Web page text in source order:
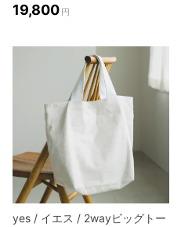
19,800 円
yes / イエス / 2wayビッグトー